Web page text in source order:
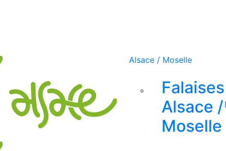
Alsace / Moselle
Falaises
Alsace /
Moselle